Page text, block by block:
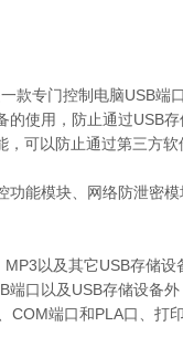
专门控制电脑USB端
使用，防止通过USB
可以防止通过第三方
能模块、网络防泄密
以及其它USB存储设
口以及USB存储设备
端口和PLA口、打